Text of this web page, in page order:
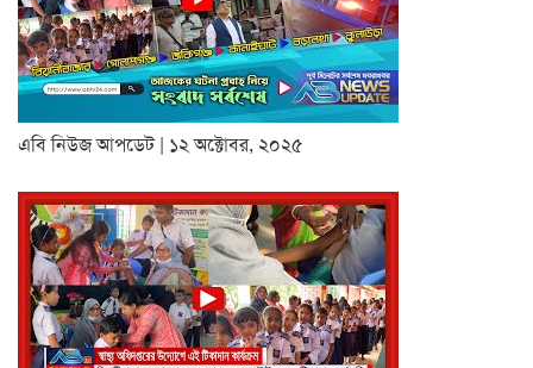
এবি নিউজ আপডেট | ১২ অক্টোবর, ২০২৫